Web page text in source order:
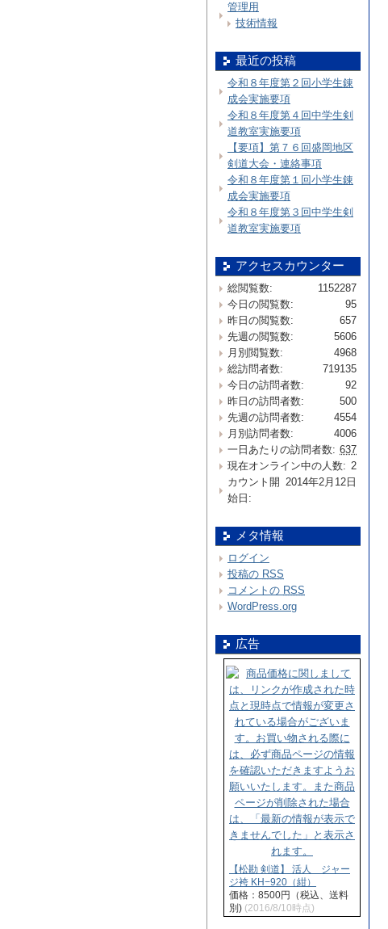
管理用
技術情報
最近の投稿
令和８年度第２回小学生錬
成会実施要項
令和８年度第４回中学生剣
道教室実施要項
【要項】第７６回盛岡地区
剣道大会・連絡事項
令和８年度第１回小学生錬
成会実施要項
令和８年度第３回中学生剣
道教室実施要項
アクセスカウンター
1152287
総閲覧数:
95
今日の閲覧数:
657
昨日の閲覧数:
5606
先週の閲覧数:
4968
月別閲覧数:
719135
総訪問者数:
92
今日の訪問者数:
500
昨日の訪問者数:
4554
先週の訪問者数:
4006
月別訪問者数:
637
一日あたりの訪問者数:
2
現在オンライン中の人数:
2014年2月12日
カウント開
始日:
メタ情報
ログイン
投稿の RSS
コメントの RSS
WordPress.org
広告
【松勘 剣道】 活人 ジャー
ジ袴 KH−920（紺）
価格：8500円（税込、送料
別) (2016/8/10時点)